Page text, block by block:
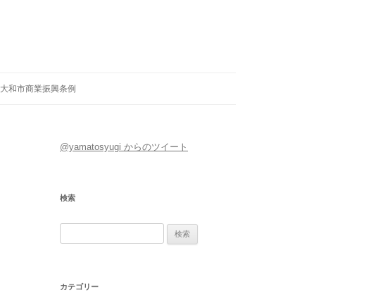
大和市商業振興条例
@yamatosyugi からのツイート
検索
カテゴリー